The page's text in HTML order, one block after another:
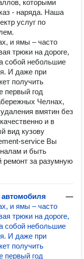
которыми
- наряда. Наша
услуг по
и ямы – часто
трюки на дороге,
собой небольшие
И даже при
получить
первый год
Челнах,
вмятин без
и в
вид кузову
service Вы
и быть
ремонт за разумную
автомобиля
—
и ямы – часто
трюки на дороге,
собой небольшие
И даже при
получить
первый год